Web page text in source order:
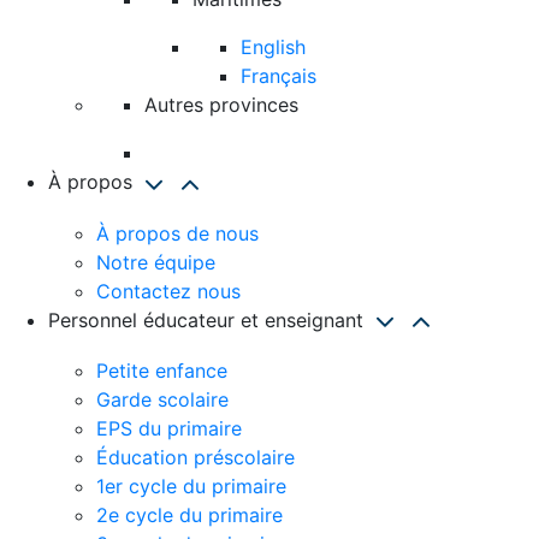
English
Français
Autres provinces
À propos
À propos de nous
Notre équipe
Contactez nous
Personnel éducateur et enseignant
Petite enfance
Garde scolaire
EPS du primaire
Éducation préscolaire
1er cycle du primaire
2e cycle du primaire